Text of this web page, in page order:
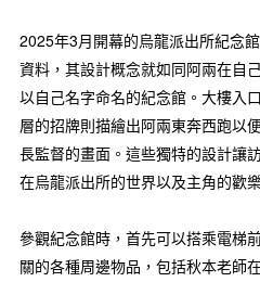
2025年3月開幕的烏龍派出所紀念
資料，其設計概念就如同阿兩在自
以自己名字命名的紀念館。大樓入
層的招牌則描繪出阿兩東奔西跑以
長監督的畫面。這些獨特的設計讓
在烏龍派出所的世界以及主角的歡
參觀紀念館時，首先可以搭乘電梯
關的各種周邊物品，包括秋本老師